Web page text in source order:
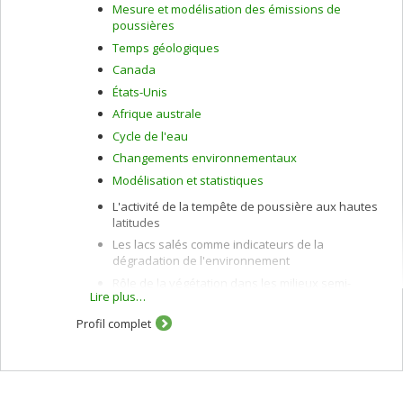
Mesure et modélisation des émissions de
poussières
Temps géologiques
Canada
États-Unis
Afrique australe
Cycle de l'eau
Changements environnementaux
Modélisation et statistiques
L'activité de la tempête de poussière aux hautes
latitudes
Les lacs salés comme indicateurs de la
dégradation de l'environnement
arides
En tant que géomorphologue, j'étudie les interactions
de notre capacité à prédire l'érosion éolienne en se
Lire plus…
Profil complet